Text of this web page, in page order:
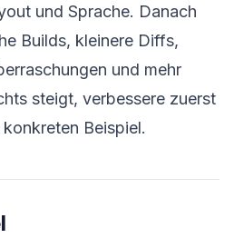
und Sprache. Danach
Builds, kleinere Diffs,
und mehr
steigt, verbessere zuerst
Beispiel.